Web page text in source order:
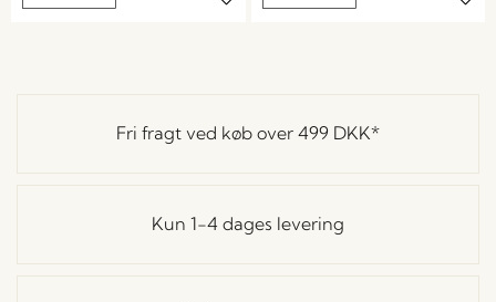
Fri fragt ved køb over 499 DKK*
Kun 1-4 dages levering